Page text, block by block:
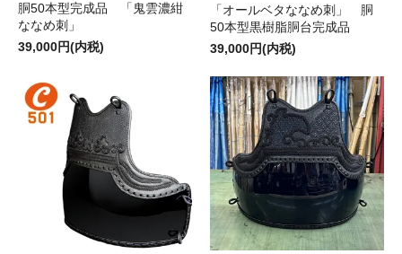
胴50本型完成品 「鬼雲濃紺
ななめ刺」
39,000円(内税)
「オールベタななめ刺」 胴
50本型黒樹脂胴台完成品
39,000円(内税)